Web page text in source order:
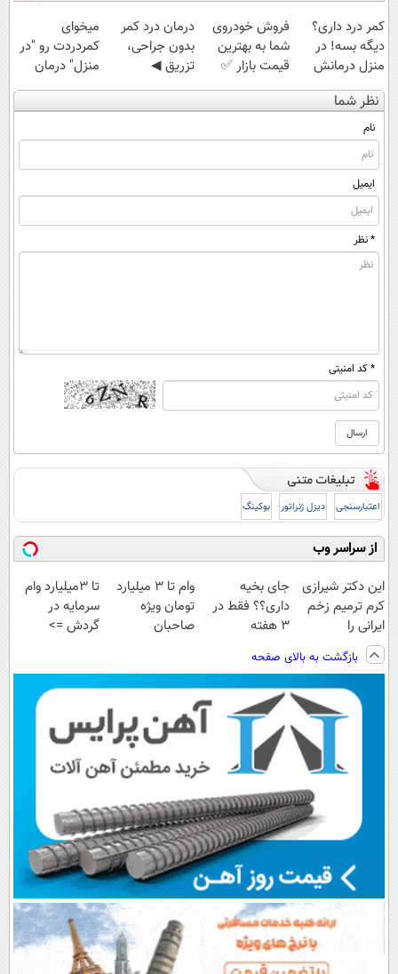
کمر درد داری؟
دیگه بسه! در
منزل درمانش
کن
(◀پرسش‌نامه)
فروش خودروی
شما به بهترین
قیمت بازار ✅
درمان درد کمر
بدون جراحی،
تزریق ◀
پرسش‌نامه رو پر
کن ▶
میخوای
کمردردت رو "در
منزل" درمان
کنی؟ (◂فیلم +
◂پرسش‌نامه)
نظر شما
نام
ایمیل
* نظر
* کد امنیتی
اعتبارسنجی دیزل ژنراتور بوکینگ
از سراسر وب
این دکتر شیرازی
کرم ترمیم زخم
ایرانی را
ساخت!!!
جای بخیه
داری؟؟ فقط در
3 هفته
وام تا ۳ میلیارد
تومان ویژه
صاحبان
تا 3میلیارد وام
سرمایه در
گردش =>
بازگشت به بالای صفحه